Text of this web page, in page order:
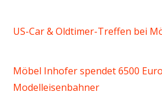
US-Car & Oldtimer-Treffen bei
Möbel Inhofer spendet 6500
Modelleisenbahner